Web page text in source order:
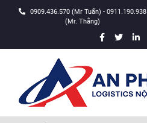
0909.436.570 (Mr Tuấn) - 0911.190.938
(Mr. Thắng)